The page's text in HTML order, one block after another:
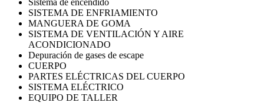
Sistema de encendido
SISTEMA DE ENFRIAMIENTO
MANGUERA DE GOMA
SISTEMA DE VENTILACIÓN Y AIRE
ACONDICIONADO
Depuración de gases de escape
CUERPO
PARTES ELÉCTRICAS DEL CUERPO
SISTEMA ELÉCTRICO
EQUIPO DE TALLER